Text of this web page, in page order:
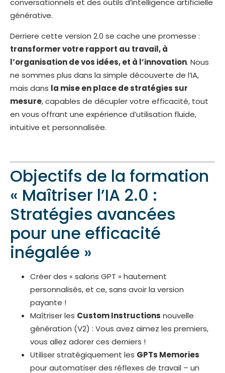
conversationnels et des outils d’intelligence artificielle
générative.
Derriere cette version 2.0 se cache une promesse :
transformer votre rapport au travail, à
l’organisation de vos idées, et à l’innovation. Nous
ne sommes plus dans la simple découverte de l’IA,
mais dans la mise en place de stratégies sur
mesure, capables de décupler votre efficacité, tout
en vous offrant une expérience d’utilisation fluide,
intuitive et personnalisée.
Objectifs de la formation
« Maîtriser l’IA 2.0 :
Stratégies avancées
pour une efficacité
inégalée »
Créer des « salons GPT » hautement
personnalisés, et ce, sans avoir la version
payante !
Maîtriser les Custom Instructions nouvelle
génération (V2) : Vous avez aimez les premiers,
vous allez adorer ces derniers !
Utiliser stratégiquement les GPTs Memories
pour automatiser des réflexes de travail – un